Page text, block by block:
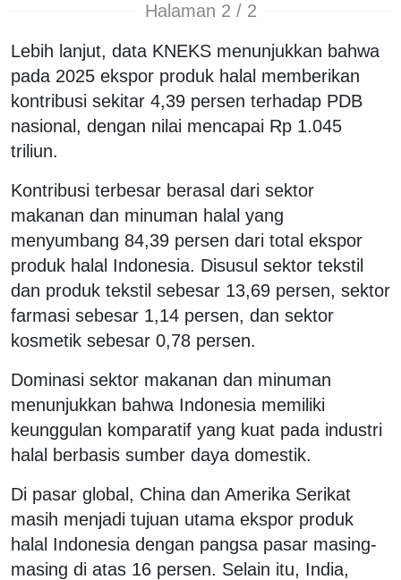
Halaman 2 / 2
Lebih lanjut, data KNEKS menunjukkan bahwa
pada 2025 ekspor produk halal memberikan
kontribusi sekitar 4,39 persen terhadap PDB
nasional, dengan nilai mencapai Rp 1.045
triliun.
Kontribusi terbesar berasal dari sektor
makanan dan minuman halal yang
menyumbang 84,39 persen dari total ekspor
produk halal Indonesia. Disusul sektor tekstil
dan produk tekstil sebesar 13,69 persen, sektor
farmasi sebesar 1,14 persen, dan sektor
kosmetik sebesar 0,78 persen.
Dominasi sektor makanan dan minuman
menunjukkan bahwa Indonesia memiliki
keunggulan komparatif yang kuat pada industri
halal berbasis sumber daya domestik.
Di pasar global, China dan Amerika Serikat
masih menjadi tujuan utama ekspor produk
halal Indonesia dengan pangsa pasar masing-
masing di atas 16 persen. Selain itu, India,